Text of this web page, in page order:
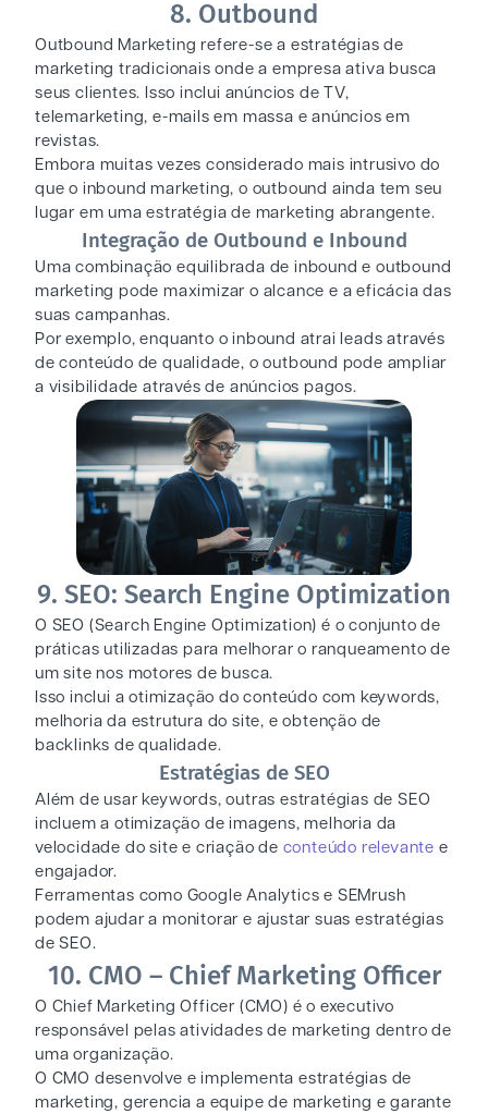
8. Outbound
Outbound Marketing refere-se a estratégias de
marketing tradicionais onde a empresa ativa busca
seus clientes. Isso inclui anúncios de TV,
telemarketing, e-mails em massa e anúncios em
revistas.
Embora muitas vezes considerado mais intrusivo do
que o inbound marketing, o outbound ainda tem seu
lugar em uma estratégia de marketing abrangente.
Integração de Outbound e Inbound
Uma combinação equilibrada de inbound e outbound
marketing pode maximizar o alcance e a eficácia das
suas campanhas.
Por exemplo, enquanto o inbound atrai leads através
de conteúdo de qualidade, o outbound pode ampliar
a visibilidade através de anúncios pagos.
9. SEO: Search Engine Optimization
O SEO (Search Engine Optimization) é o conjunto de
práticas utilizadas para melhorar o ranqueamento de
um site nos motores de busca.
Isso inclui a otimização do conteúdo com keywords,
melhoria da estrutura do site, e obtenção de
backlinks de qualidade.
Estratégias de SEO
Além de usar keywords, outras estratégias de SEO
incluem a otimização de imagens, melhoria da
velocidade do site e criação de conteúdo relevante e
engajador.
Ferramentas como Google Analytics e SEMrush
podem ajudar a monitorar e ajustar suas estratégias
de SEO.
10. CMO – Chief Marketing Officer
O Chief Marketing Officer (CMO) é o executivo
responsável pelas atividades de marketing dentro de
uma organização.
O CMO desenvolve e implementa estratégias de
marketing, gerencia a equipe de marketing e garante